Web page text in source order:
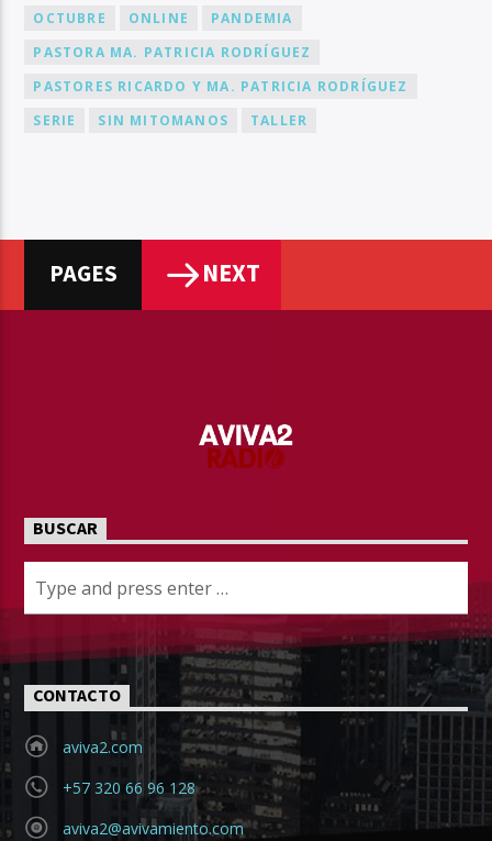
OCTUBRE
ONLINE
PANDEMIA
PASTORA MA. PATRICIA RODRÍGUEZ
PASTORES RICARDO Y MA. PATRICIA RODRÍGUEZ
SERIE
SIN MITOMANOS TALLER
PAGES NEXT
BUSCAR
CONTACTO
aviva2.com
+57 320 66 96 128
aviva2@avivamiento.com